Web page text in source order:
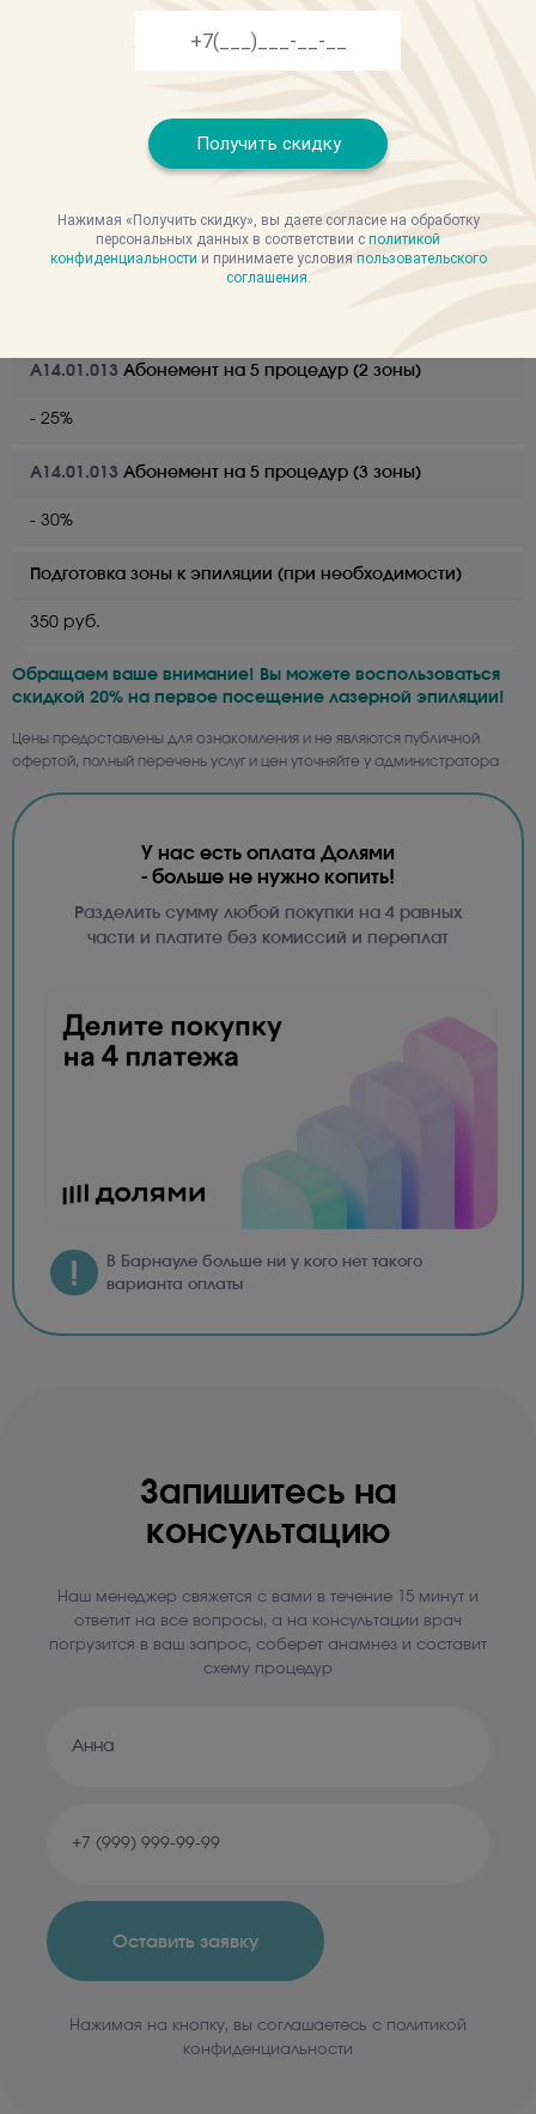
Ареолы
1 500 руб.
A14.01.013Абонемент на 5 процедур (1 зона)
A14.01.013 Абонемент на 5 процедур (2 зоны)
- 25%
A14.01.013 Абонемент на 5 процедур (3 зоны)
- 30%
Подготовка зоны к эпиляции (при необходимости)
350 руб.
Обращаем ваше внимание! Вы можете воспользоваться
скидкой 20% на первое посещение лазерной эпиляции!
Цены предоставлены для ознакомления и не являются публичной
офертой, полный перечень услуг и цен уточняйте у администратора
У нас есть оплата Долями
- больше не нужно копить!
Разделить сумму любой покупки на 4 равных
части и платите без комиссий и переплат
В Барнауле больше ни у кого нет такого
варианта оплаты
Запишитесь на
консультацию
Наш менеджер свяжется с вами в течение 15 минут и
ответит на все вопросы, а на консультации врач
погрузится в ваш запрос, соберет анамнез и составит
схему процедур
Оставить заявку
Нажимая на кнопку, вы соглашаетесь с политикой
конфиденциальности
Получить скидку
Нажимая «Получить скидку», вы даете согласие на обработку
персональных данных в соответствии с политикой
конфиденциальности и принимаете условия пользовательского
соглашения.